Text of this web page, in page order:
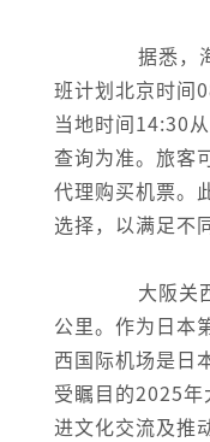
据悉，海
班计划北京时间
当地时间14:30
查询为准。旅客
代理购买机票。
选择，以满足不
大阪关西
公里。作为日本
西国际机场是日
受瞩目的2025
进文化交流及推